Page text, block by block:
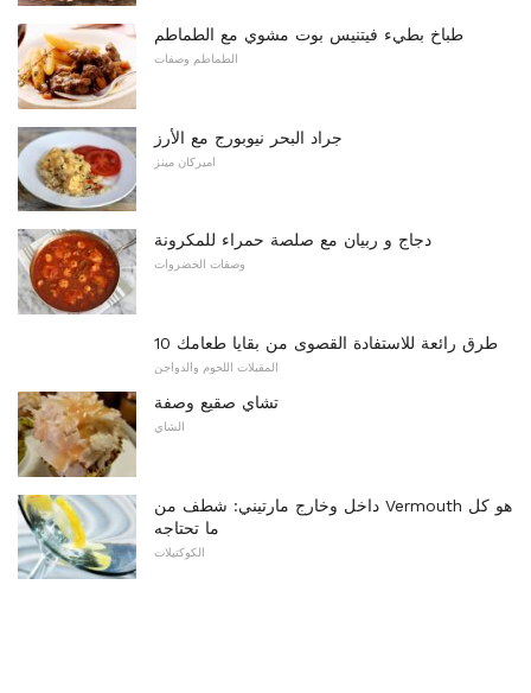
طباخ بطيء فيتنيس بوت مشوي مع الطماطم
الطماطم وصفات
جراد البحر نيوبورج مع الأرز
اميركان مينز
دجاج و ربيان مع صلصة حمراء للمكرونة
وصفات الخضروات
10 طرق رائعة للاستفادة القصوى من بقايا طعامك
المقبلات اللحوم والدواجن
تشاي صقيع وصفة
الشاي
داخل وخارج مارتيني: شطف من Vermouth هو كل
ما تحتاجه
الكوكتيلات